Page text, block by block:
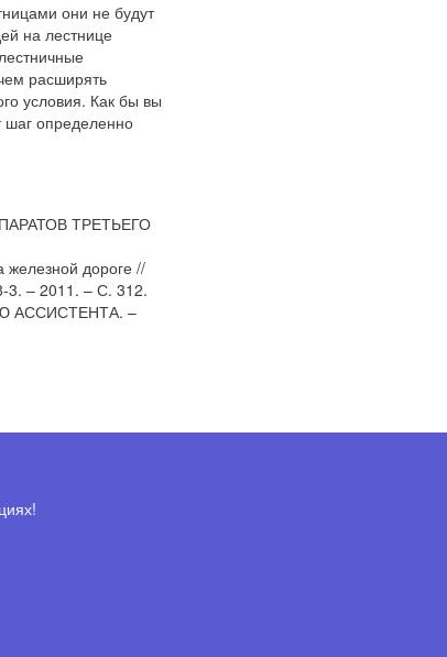
они не будут
на лестнице
расширять
условия. Как бы вы
шаг определенно
ТРЕТЬЕГО
железной дороге //
– 2011. – С. 312.
АССИСТЕНТА. –